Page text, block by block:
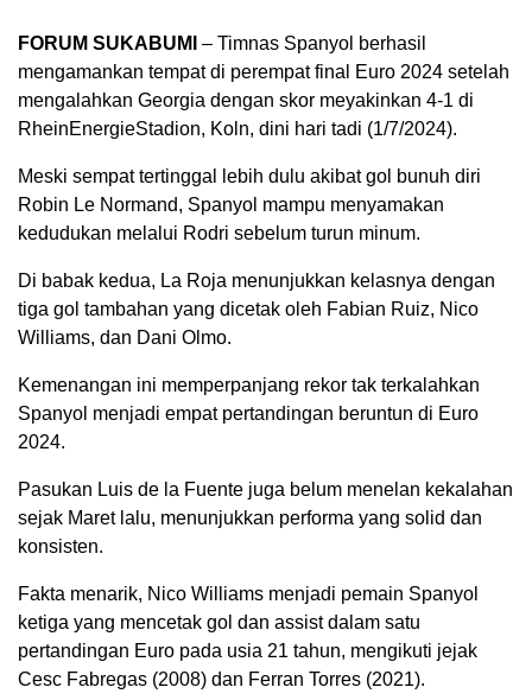
FORUM SUKABUMI – Timnas Spanyol berhasil
mengamankan tempat di perempat final Euro 2024 setelah
mengalahkan Georgia dengan skor meyakinkan 4-1 di
RheinEnergieStadion, Koln, dini hari tadi (1/7/2024).
Meski sempat tertinggal lebih dulu akibat gol bunuh diri
Robin Le Normand, Spanyol mampu menyamakan
kedudukan melalui Rodri sebelum turun minum.
Di babak kedua, La Roja menunjukkan kelasnya dengan
tiga gol tambahan yang dicetak oleh Fabian Ruiz, Nico
Williams, dan Dani Olmo.
Kemenangan ini memperpanjang rekor tak terkalahkan
Spanyol menjadi empat pertandingan beruntun di Euro
2024.
Pasukan Luis de la Fuente juga belum menelan kekalahan
sejak Maret lalu, menunjukkan performa yang solid dan
konsisten.
Fakta menarik, Nico Williams menjadi pemain Spanyol
ketiga yang mencetak gol dan assist dalam satu
pertandingan Euro pada usia 21 tahun, mengikuti jejak
Cesc Fabregas (2008) dan Ferran Torres (2021).